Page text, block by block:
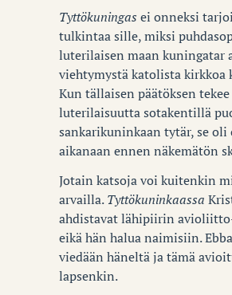
Tyttökuningas ei onneksi
tulkintaa sille, miksi
luterilaisen maan kuningatar
viehtymystä katolista kirkkoa
Kun tällaisen päätöksen tekee
luterilaisuutta sotakentillä
sankarikuninkaan tytär, se oli
aikanaan ennen näkemätön
Jotain katsoja voi kuitenkin
arvailla.Tyttökuninkaassa
ahdistavat lähipiirin
eikä hän halua naimisiin.
viedään häneltä ja tämä
lapsenkin.